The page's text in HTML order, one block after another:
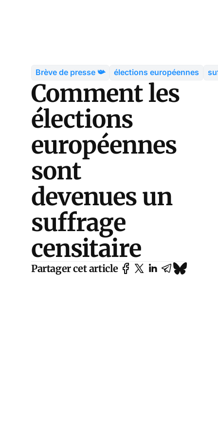
Brève de presse 📯 élections européennes
Comment les
élections
européennes
sont
devenues un
suffrage
censitaire
Partager cet article